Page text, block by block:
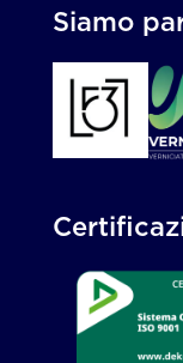
Siamo